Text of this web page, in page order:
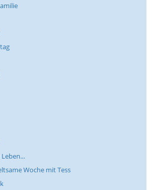
Woche mit Tess